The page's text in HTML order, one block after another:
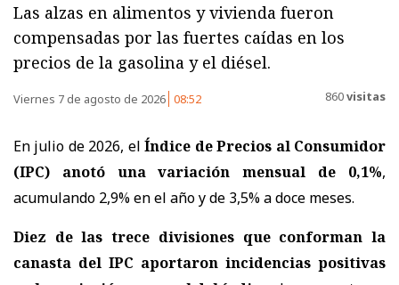
Las alzas en alimentos y vivienda fueron
compensadas por las fuertes caídas en los
precios de la gasolina y el diésel.
Viernes 7 de agosto de 2026 08:52 860visitas
En julio de 2026, elÍndice de Precios al Consumidor
(IPC) anotó una variación mensual de 0,1%,
acumulando 2,9% en el año y de 3,5% a doce meses.
Diez de las trece divisiones que conforman la
canasta del IPC aportaron incidencias positivas